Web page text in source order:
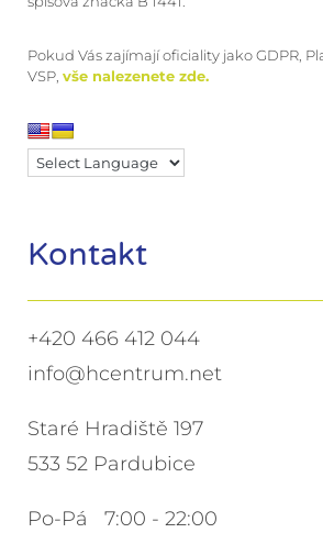
Pokud Vás zajímají oficiality jako GDPR,
VSP, vše nalezenete zde.
Kontakt
+420 466 412 044
info@hcentrum.net
Staré Hradiště 197
533 52 Pardubice
Po-Pá 7:00 - 22:00